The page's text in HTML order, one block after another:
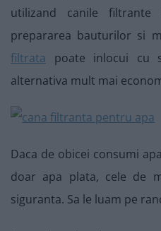
utilizand canile
prepararea bauturilor si
filtrata poate inlocui cu
alternativa mult mai
Daca de obicei consumi
doar apa plata, cele de
siguranta. Sa le luam pe